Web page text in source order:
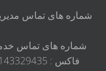
فاکس : 04143329435 داخلی 3، موبایل 09145671015